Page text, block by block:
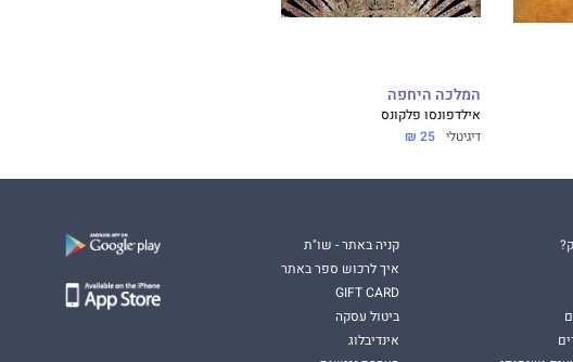
המלכה היחפה
אילדפונסו פלקונס
דיגיטלי 25 ₪
קניה באתר - שו"ת
איך לרכוש ספר באתר
GIFT CARD
ביטול עסקה
אינדיבלוג